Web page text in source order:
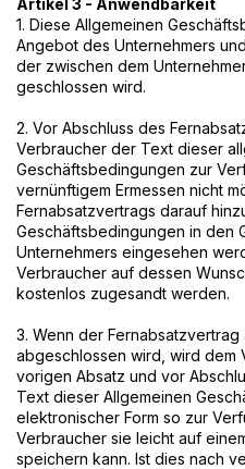
Artikel 3 - Anwendbarkeit
1. Diese Allgemeinen
Angebot des Unternehmers
der zwischen dem
geschlossen wird.
2. Vor Abschluss des
Verbraucher der Text dieser
Geschäftsbedingungen zur
vernünftigem Ermessen nicht
Fernabsatzvertrags darauf
Geschäftsbedingungen in den
Unternehmers eingesehen
Verbraucher auf dessen
kostenlos zugesandt werden.
3. Wenn der
abgeschlossen wird, wird dem
vorigen Absatz und vor
Text dieser Allgemeinen
elektronischer Form so zur
Verbraucher sie leicht auf
speichern kann. Ist dies nach